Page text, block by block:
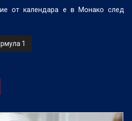
от календара е в Монако след
1